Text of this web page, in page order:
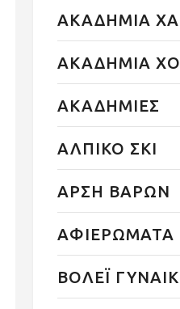
ΑΚΑΔΗΜΙΑ
ΑΚΑΔΗΜΙΑ
ΑΚΑΔΗΜΙΕΣ
ΑΛΠΙΚΟ ΣΚΙ
ΑΡΣΗ ΒΑΡΩΝ
ΑΦΙΕΡΩΜΑΤΑ
ΒΟΛΕΪ